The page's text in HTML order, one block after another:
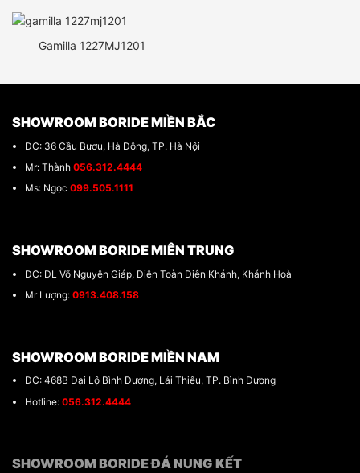
Gamilla 1227MJ1201
SHOWROOM BORIDE MIỀN BẮC
DC: 36 Cầu Bươu, Hà Đông, TP. Hà Nội
Mr: Thành 056.312.4444
Ms: Ngọc 099.505.1111
SHOWROOM BORIDE MIÊN TRUNG
DC: DL Võ Nguyên Giáp, Diên Toàn Diên Khánh, Khánh Hoà
Mr Lượng: 0913.408.158
SHOWROOM BORIDE MIỀN NAM
DC: 468B Đại Lộ Bình Dương, Lái Thiêu, TP. Bình Dương
Hotline: 056.312.4444
SHOWROOM BORIDE ĐÁ NUNG KẾT